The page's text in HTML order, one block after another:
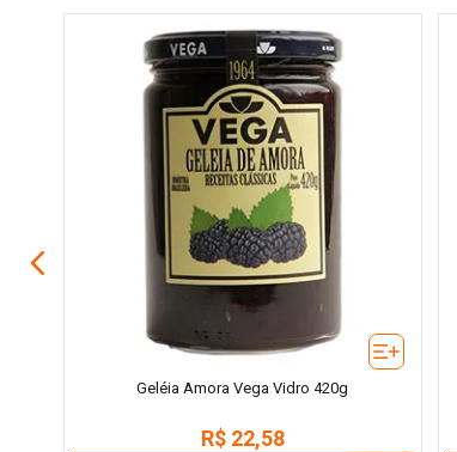
Geléia Amora Vega Vidro 420g
R$ 22,58